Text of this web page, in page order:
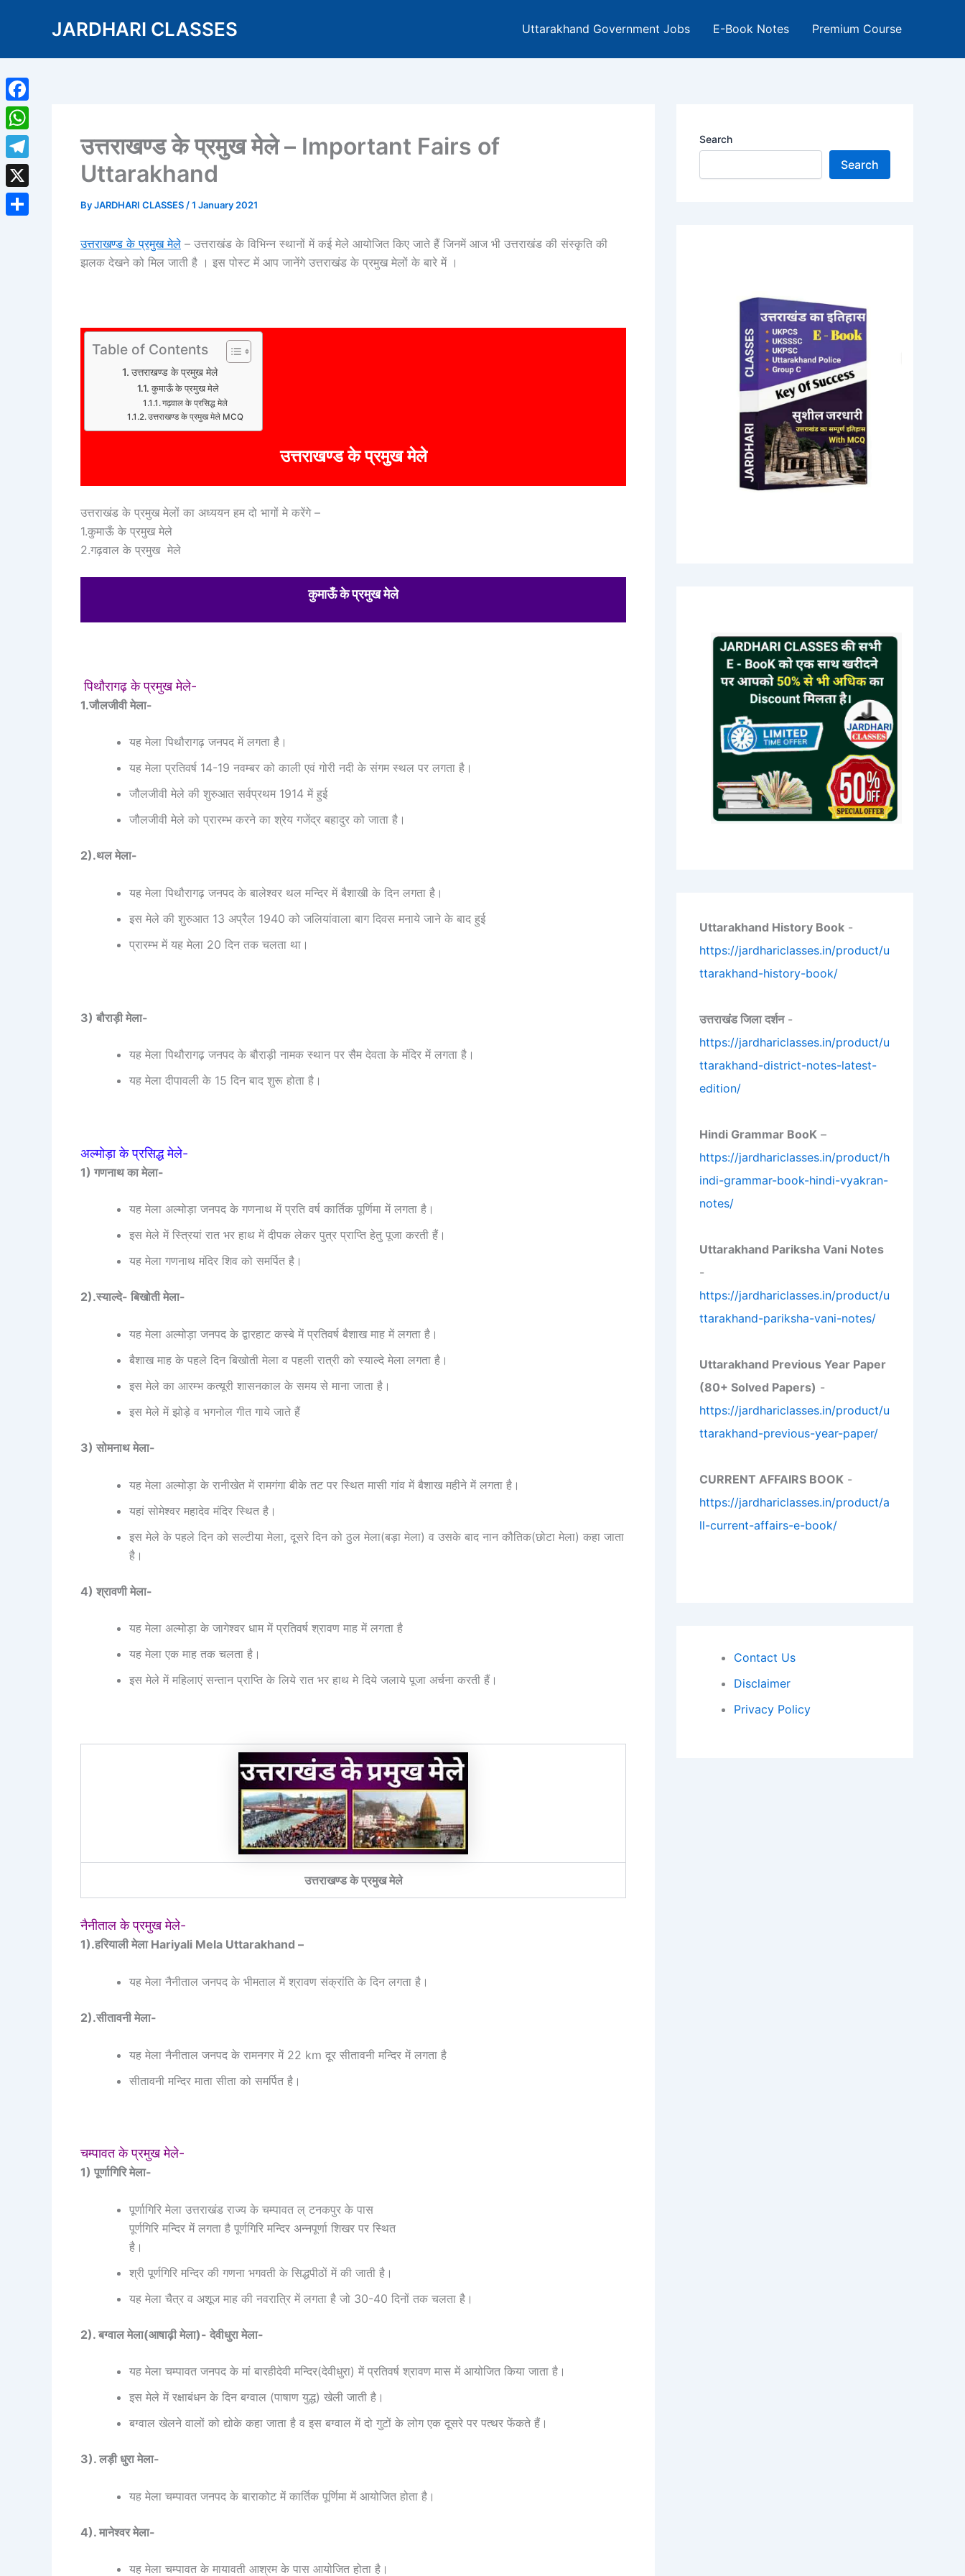
JARDHARI CLASSES Uttarakhand Government Jobs E-Book Notes Premium Course
उत्तराखण्ड के प्रमुख मेले – Important Fairs of
Uttarakhand
ByJARDHARI CLASSES /1 January 2021
उत्तराखण्ड के प्रमुख मेले – उत्तराखंड के विभिन्न स्थानों में कई मेले आयोजित किए जाते हैं जिनमें आज भी उत्तराखंड की संस्कृति की
झलक देखने को मिल जाती है । इस पोस्ट में आप जानेंगे उत्तराखंड के प्रमुख मेलों के बारे में ।
Table of Contents
उत्तराखण्ड के प्रमुख मेले
कुमाऊँ के प्रमुख मेले
गढ़वाल के प्रसिद्ध मेले
उत्तराखण्ड के प्रमुख मेले MCQ
उत्तराखण्ड के प्रमुख मेले
उत्तराखंड के प्रमुख मेलों का अध्ययन हम दो भागों मे करेंगे –
1.कुमाऊँ के प्रमुख मेले
2.गढ़वाल के प्रमुख मेले
कुमाऊँ के प्रमुख मेले
पिथौरागढ़ के प्रमुख मेले-
1.जौलजीवी मेला-
यह मेला पिथौरागढ़ जनपद में लगता है।
यह मेला प्रतिवर्ष 14-19 नवम्बर को काली एवं गोरी नदी के संगम स्थल पर लगता है।
जौलजीवी मेले की शुरुआत सर्वप्रथम 1914 में हुई
जौलजीवी मेले को प्रारम्भ करने का श्रेय गजेंद्र बहादुर को जाता है।
2).थल मेला-
यह मेला पिथौरागढ़ जनपद के बालेश्वर थल मन्दिर में बैशाखी के दिन लगता है।
इस मेले की शुरुआत 13 अप्रैल 1940 को जलियांवाला बाग दिवस मनाये जाने के बाद हुई
प्रारम्भ में यह मेला 20 दिन तक चलता था।
3) बौराड़ी मेला-
यह मेला पिथौरागढ़ जनपद के बौराड़ी नामक स्थान पर सैम देवता के मंदिर में लगता है।
यह मेला दीपावली के 15 दिन बाद शुरू होता है।
अल्मोड़ा के प्रसिद्ध मेले-
1) गणनाथ का मेला-
यह मेला अल्मोड़ा जनपद के गणनाथ में प्रति वर्ष कार्तिक पूर्णिमा में लगता है।
इस मेले में स्त्रियां रात भर हाथ में दीपक लेकर पुत्र प्राप्ति हेतु पूजा करती हैं।
यह मेला गणनाथ मंदिर शिव को समर्पित है।
2).स्याल्दे- बिखोती मेला-
यह मेला अल्मोड़ा जनपद के द्वारहाट कस्बे में प्रतिवर्ष बैशाख माह में लगता है।
बैशाख माह के पहले दिन बिखोती मेला व पहली रात्री को स्याल्दे मेला लगता है।
इस मेले का आरम्भ कत्यूरी शासनकाल के समय से माना जाता है।
इस मेले में झोड़े व भगनोल गीत गाये जाते हैं
3) सोमनाथ मेला-
यह मेला अल्मोड़ा के रानीखेत में रामगंगा बीके तट पर स्थित मासी गांव में बैशाख महीने में लगता है।
यहां सोमेश्वर महादेव मंदिर स्थित है।
इस मेले के पहले दिन को सल्टीया मेला, दूसरे दिन को ठुल मेला(बड़ा मेला) व उसके बाद नान कौतिक(छोटा मेला) कहा जाता
है।
4) श्रावणी मेला-
यह मेला अल्मोड़ा के जागेश्वर धाम में प्रतिवर्ष श्रावण माह में लगता है
यह मेला एक माह तक चलता है।
इस मेले में महिलाएं सन्तान प्राप्ति के लिये रात भर हाथ मे दिये जलाये पूजा अर्चना करती हैं।
उत्तराखण्ड के प्रमुख मेले
नैनीताल के प्रमुख मेले-
1).हरियाली मेला Hariyali Mela Uttarakhand –
यह मेला नैनीताल जनपद के भीमताल में श्रावण संक्रांति के दिन लगता है।
2).सीतावनी मेला-
यह मेला नैनीताल जनपद के रामनगर में 22 km दूर सीतावनी मन्दिर में लगता है
सीतावनी मन्दिर माता सीता को समर्पित है।
चम्पावत के प्रमुख मेले-
1) पूर्णागिरि मेला-
पूर्णागिरि मेला उत्तराखंड राज्य के चम्पावत ल् टनकपुर के पास
पूर्णगिरि मन्दिर में लगता है पूर्णगिरि मन्दिर अन्नपूर्णा शिखर पर स्थित
है।
श्री पूर्णगिरि मन्दिर की गणना भगवती के सिद्धपीठों में की जाती है।
यह मेला चैत्र व अशूज माह की नवरात्रि में लगता है जो 30-40 दिनों तक चलता है।
2). बग्वाल मेला(आषाढ़ी मेला)- देवीधुरा मेला-
यह मेला चम्पावत जनपद के मां बारहीदेवी मन्दिर(देवीधुरा) में प्रतिवर्ष श्रावण मास में आयोजित किया जाता है।
इस मेले में रक्षाबंधन के दिन बग्वाल (पाषाण युद्ध) खेली जाती है।
बग्वाल खेलने वालों को द्योके कहा जाता है व इस बग्वाल में दो गुटों के लोग एक दूसरे पर पत्थर फेंकते हैं।
3). लड़ी धुरा मेला-
यह मेला चम्पावत जनपद के बाराकोट में कार्तिक पूर्णिमा में आयोजित होता है।
4). मानेश्वर मेला-
यह मेला चम्पावत के मायावती आश्रम के पास आयोजित होता है।
Search
Search
Uttarakhand History Book -
https://jardhariclasses.in/product/u
ttarakhand-history-book/
उत्तराखंड जिला दर्शन-
https://jardhariclasses.in/product/u
ttarakhand-district-notes-latest-
edition/
Hindi Grammar BooK –
https://jardhariclasses.in/product/h
indi-grammar-book-hindi-vyakran-
notes/
Uttarakhand Pariksha Vani Notes
-
https://jardhariclasses.in/product/u
ttarakhand-pariksha-vani-notes/
Uttarakhand Previous Year Paper
(80+ Solved Papers) -
https://jardhariclasses.in/product/u
ttarakhand-previous-year-paper/
CURRENT AFFAIRS BOOK -
https://jardhariclasses.in/product/a
ll-current-affairs-e-book/
Contact Us
Disclaimer
Privacy Policy
Facebook
WhatsApp
Telegram
X